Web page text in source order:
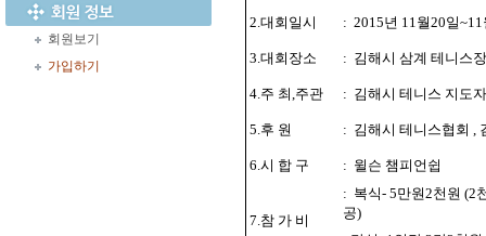
회원보기
가입하기
2.대회일시 : 2015년 11월20일
3.대회장소 : 김해시 삼계 테니스
4.주 최,주관 : 김해시 테니스 지도
5.후 원 : 김해시 테니스협회 ,
6.시 합 구 : 윌슨 챔피언쉽
7.참 가 비
: 복식- 5만원2천원 (2
공)